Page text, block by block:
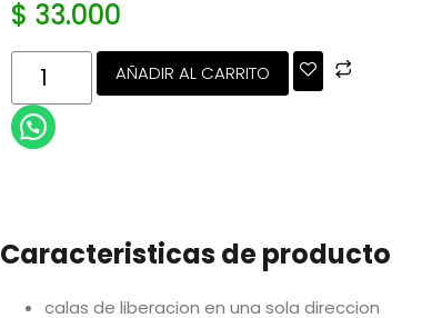
$ 33.000
AÑADIR AL CARRITO
Caracteristicas de producto
calas de liberacion en una sola direccion